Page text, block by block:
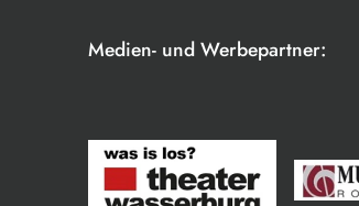
Medien- und Werbepartner: